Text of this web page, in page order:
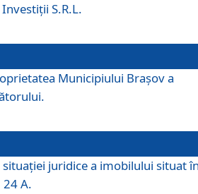
S.R.L.
Municipiului Braşov a
situației juridice a imobilului situat
24 A.